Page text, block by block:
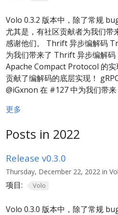
Volo 0.3.2 版本中，除了常规
尤其是，有社区贡献者为我们
感谢他们。 Thrift 异步编解码
为我们带来了 Thrift 异步编解码
Apache Compact Protocol 的
贡献了编解码的底层实现！
@iGxnon 在 #127 中为我们带
更多
Posts in 2022
Release v0.3.0
Thursday, December 22, 2022 in
项目: Volo
Volo 0.3.0 版本中，除了常规